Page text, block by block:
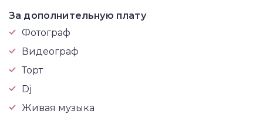
За дополнительную плату
Фотограф
Видеограф
Торт
Dj
Живая музыка